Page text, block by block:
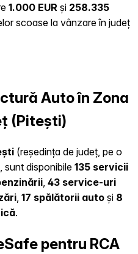
1.000 EUR și 258.335
scoase la vânzare în județ
Auto în Zona
(Pitești)
(reședința de județ, pe o
sunt disponibile135 servicii
, 43 service-uri
, 17 spălătorii auto și 8
.
pentru RCA